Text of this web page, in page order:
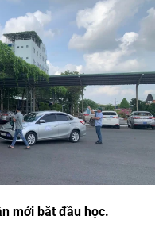
mới bắt đầu học.